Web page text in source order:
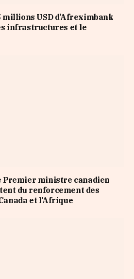
millions USD d’Afreximbank
infrastructures et le
Premier ministre canadien
du renforcement des
et l’Afrique